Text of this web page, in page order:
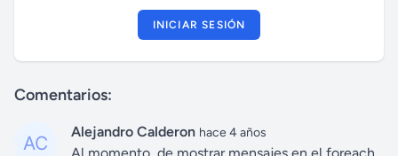
INICIAR SESIÓN
Comentarios:
Alejandro Calderon hace 4 años